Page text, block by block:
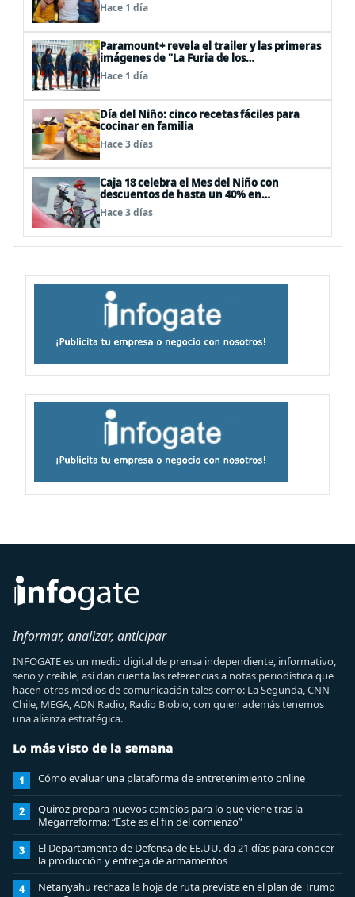
Hace 1 día
Paramount+ revela el trailer y las primeras
imágenes de "La Furia de los
Thundermans"
Hace 1 día
Día del Niño: cinco recetas fáciles para
cocinar en familia
Hace 3 días
Caja 18 celebra el Mes del Niño con
descuentos de hasta un 40% en
panoramas, cine, shows y streaming
Hace 3 días
Informar, analizar, anticipar
INFOGATE es un medio digital de prensa independiente, informativo,
serio y creíble, así dan cuenta las referencias a notas periodística que
hacen otros medios de comunicación tales como: La Segunda, CNN
Chile, MEGA, ADN Radio, Radio Biobio, con quien además tenemos
una alianza estratégica.
Lo más visto de la semana
1 Cómo evaluar una plataforma de entretenimiento online
2
Quiroz prepara nuevos cambios para lo que viene tras la
Megarreforma: “Este es el fin del comienzo”
3
El Departamento de Defensa de EE.UU. da 21 días para conocer
la producción y entrega de armamentos
4
Netanyahu rechaza la hoja de ruta prevista en el plan de Trump